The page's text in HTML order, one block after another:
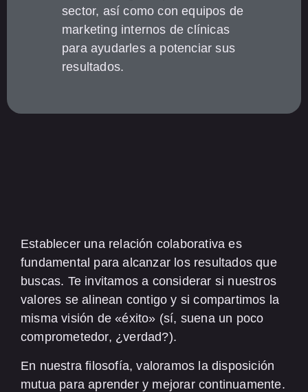
sector, así como con equipos de
marketing internos de clínicas
para ayudarles a potenciar sus
resultados.
Establecer una relación colaborativa es
fundamental para alcanzar los resultados que
buscas. Te invitamos a considerar si nuestros
valores se alinean contigo y si compartimos la
misma visión de «éxito» (sí, suena un poco
comprometedor, ¿verdad?).
En nuestra filosofía, valoramos la disposición
mutua para aprender y mejorar continuamente.